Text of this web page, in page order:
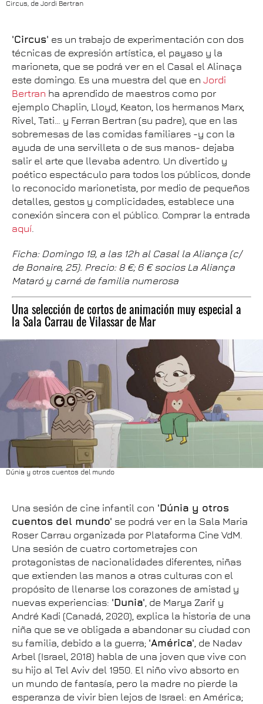
Circus, de Jordi Bertran
'Circus' es un trabajo de experimentación con dos
técnicas de expresión artística, el payaso y la
marioneta, que se podrá ver en el Casal el Alinaça
este domingo. Es una muestra del que en Jordi
Bertran ha aprendido de maestros como por
ejemplo Chaplin, Lloyd, Keaton, los hermanos Marx,
Rivel, Tati… y Ferran Bertran (su padre), que en las
sobremesas de las comidas familiares -y con la
ayuda de una servilleta o de sus manos- dejaba
salir el arte que llevaba adentro. Un divertido y
poético espectáculo para todos los públicos, donde
lo reconocido marionetista, por medio de pequeños
detalles, gestos y complicidades, establece una
conexión sincera con el público. Comprar la entrada
aquí.
Ficha: Domingo 19, a las 12h al Casal la Aliança (c/
de Bonaire, 25). Precio: 8 €; 6 € socios La Aliança
Mataró y carné de familia numerosa
Una selección de cortos de animación muy especial a
la Sala Carrau de Vilassar de Mar
Dúnia y otros cuentos del mundo
Una sesión de cine infantil con 'Dúnia y otros
cuentos del mundo' se podrá ver en la Sala Maria
Roser Carrau organizada por Plataforma Cine VdM.
Una sesión de cuatro cortometrajes con
protagonistas de nacionalidades diferentes, niñas
que extienden las manos a otras culturas con el
propósito de llenarse los corazones de amistad y
nuevas experiencias: 'Dunia', de Marya Zarif y
André Kadi (Canadá, 2020), explica la historia de una
niña que se ve obligada a abandonar su ciudad con
su familia, debido a la guerra; 'América', de Nadav
Arbel (Israel, 2018) habla de una joven que vive con
su hijo al Tel Aviv del 1950. El niño vivo absorto en
un mundo de fantasía, pero la madre no pierde la
esperanza de vivir bien lejos de Israel: en América;